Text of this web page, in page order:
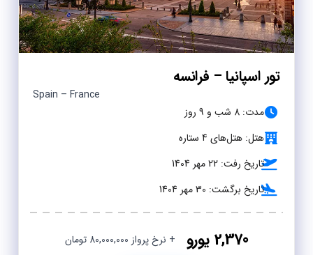
2,370 یورو + نرخ پرواز 80,000,000 تومان
تور اسپانیا – فرانسه
Spain – France
مدت: 8 شب و 9 روز
هتل: هتل‌های 4 ستاره
تاریخ رفت: 22 مهر 1404
تاریخ برگشت: 30 مهر 1404